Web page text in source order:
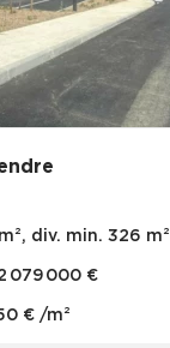
div. min. 326 m²
079 000 €
€ /m²